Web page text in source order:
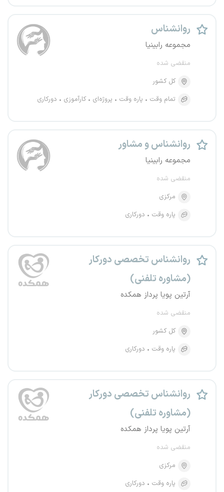
روانشناس
مجموعه رابینیا
منقضی شده
کل کشور
تمام وقت
پاره وقت پروژه‌ای کارآموزی دورکاری
روانشناس و مشاور
مجموعه رابینیا
منقضی شده
مرکزی
پاره وقت
دورکاری
روانشناس تخصصی دورکار
(مشاوره تلفنی)
آرتین پویا پرداز همکده
منقضی شده
کل کشور
پاره وقت
دورکاری
روانشناس تخصصی دورکار
(مشاوره تلفنی)
آرتین پویا پرداز همکده
منقضی شده
مرکزی
پاره وقت
دورکاری